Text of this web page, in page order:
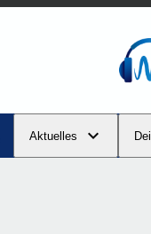
Aktuelles